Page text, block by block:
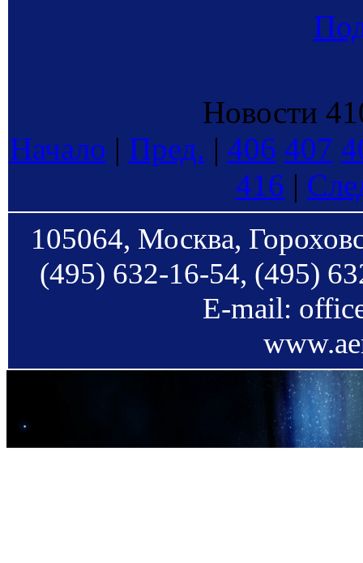
Новости
Начало | Пред. | 406 407
416 |
105064, Москва,
(495) 632-16-54, (495)
E-mail: